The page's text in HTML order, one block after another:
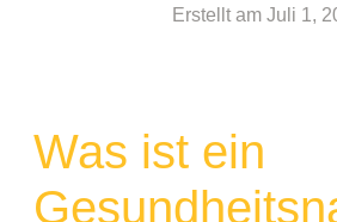
Erstellt am Juli 1,
Was ist ein